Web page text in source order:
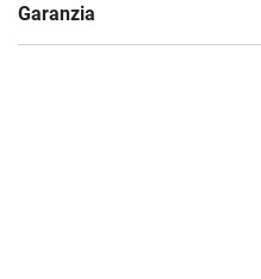
Garanzia